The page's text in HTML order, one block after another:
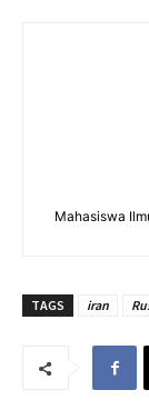
Mahasiswa
TAGS iran